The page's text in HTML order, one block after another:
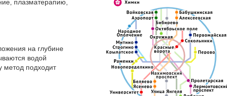
плазматерапию,
на глубине
водой
метод подходит